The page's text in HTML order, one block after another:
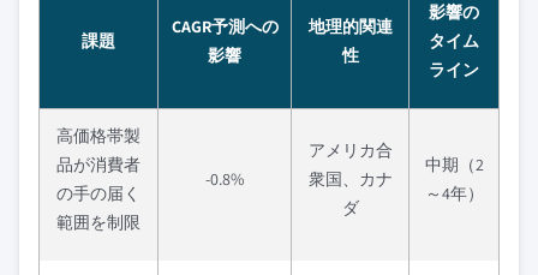
課題
CAGR予測への
影響
地理的関連
性
影響の
タイム
ライン
高価格帯製
品が消費者
の手の届く
範囲を制限
-0.8%
アメリカ合
衆国、カナ
ダ
中期（2
～4年）